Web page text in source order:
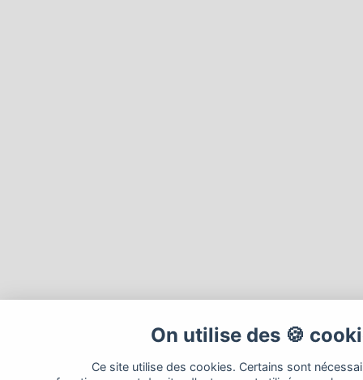
On utilise des 🍪
Ce site utilise des cookies. Certains sont